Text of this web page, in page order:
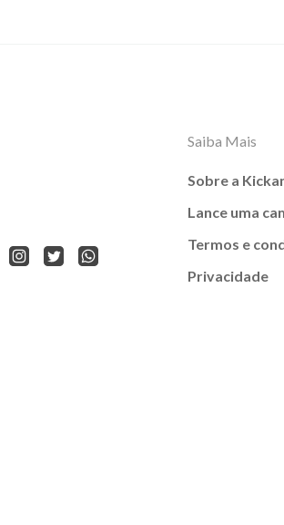
Saiba Mais
Sobre a
Lance uma
Termos e
Privacidade